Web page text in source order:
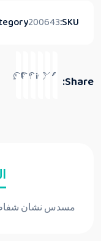
SKU:
200643
Share:
مسدس نشان